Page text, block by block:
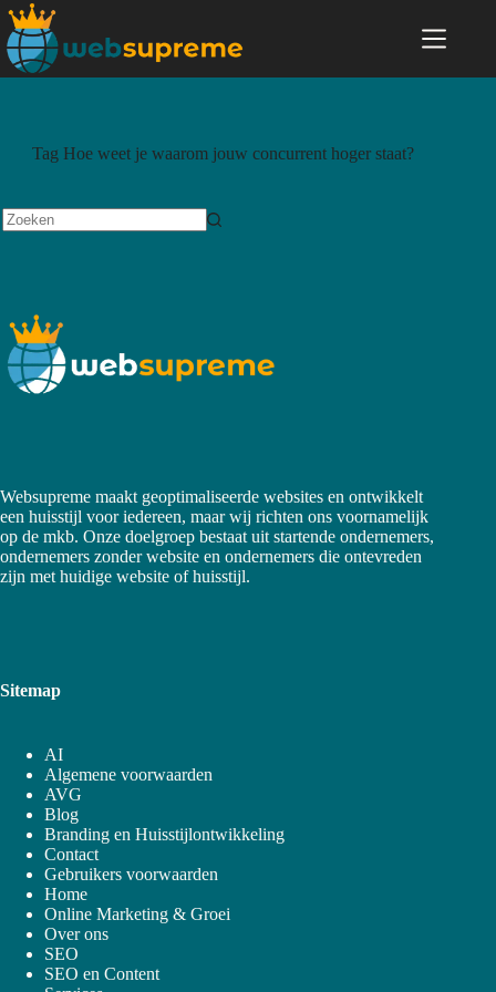
Tag Hoe weet je waarom jouw concurrent hoger staat?
Websupreme maakt geoptimaliseerde websites en ontwikkelt
een huisstijl voor iedereen, maar wij richten ons voornamelijk
op de mkb. Onze doelgroep bestaat uit startende ondernemers,
ondernemers zonder website en ondernemers die ontevreden
zijn met huidige website of huisstijl.
Sitemap
AI
Algemene voorwaarden
AVG
Blog
Branding en Huisstijlontwikkeling
Contact
Gebruikers voorwaarden
Home
Online Marketing & Groei
Over ons
SEO
SEO en Content